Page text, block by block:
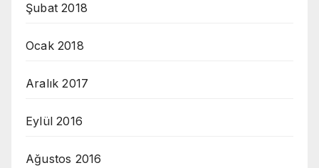
Şubat 2018
Ocak 2018
Aralık 2017
Eylül 2016
Ağustos 2016